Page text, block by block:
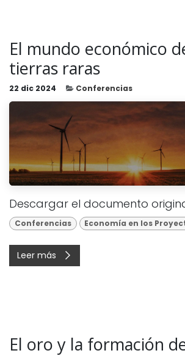
El mundo económico
tierras raras
22 dic 2024 Conferencias
Descargar el documento
Conferencias Economía en los
Leer más
El oro y la formación